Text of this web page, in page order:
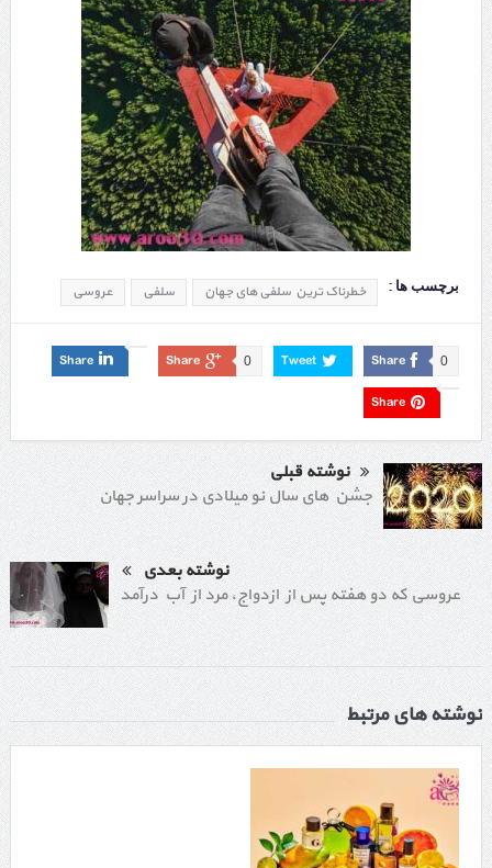
برچسب ها : خطرناک ترین سلفی های جهان سلفی عروسی
Share 0
Tweet
Share 0
Share
Share
نوشته قبلی
جشن های سال نو میلادی در سراسر جهان
نوشته بعدی
عروسی که دو هفته پس از ازدواج، مرد از آب درآمد
نوشته های مرتبط